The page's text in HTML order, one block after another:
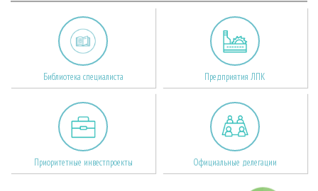
Библиотека специалиста Предприятия ЛПК
Приоритетные инвестпроекты Официальные делегации